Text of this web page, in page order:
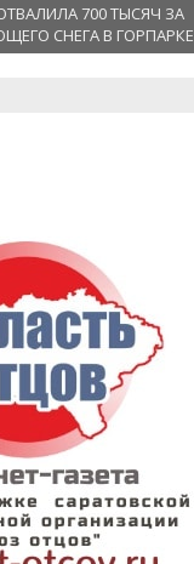
700 ТЫСЯЧ ЗА
СНЕГА В ГОРПАРКЕ